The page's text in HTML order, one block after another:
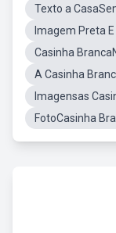
Texto a
Imagem Preta
Casinha
A Casinha
Imagensas
FotoCasinha